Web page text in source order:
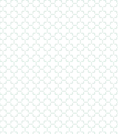
του
και
γίνει